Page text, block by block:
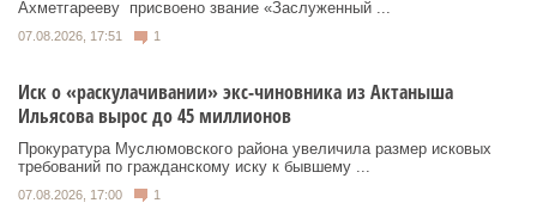
Ахметгарееву присвоено звание «Заслуженный ...
07.08.2026, 17:51 1
Иск о «раскулачивании» экс-чиновника из Актаныша
Ильясова вырос до 45 миллионов
Прокуратура Муслюмовского района увеличила размер исковых
требований по гражданскому иску к бывшему ...
07.08.2026, 17:00 1